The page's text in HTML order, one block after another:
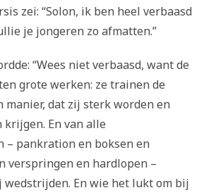
zei: “Solon, ik ben heel verbaasd
je jongeren zo afmatten.”
“Wees niet verbaasd, want de
grote werken: ze trainen de
manier, dat zij sterk worden en
En van alle
– pankration en boksen en
verspringen en hardlopen –
En wie het lukt om bij